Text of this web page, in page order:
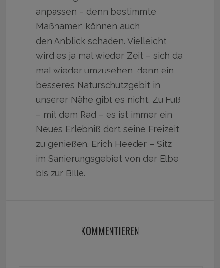
anpassen – denn bestimmte
Maßnamen können auch
den Anblick schaden. Vielleicht
wird es ja mal wieder Zeit – sich da
mal wieder umzusehen, denn ein
besseres Naturschutzgebit in
unserer Nähe gibt es nicht. Zu Fuß
– mit dem Rad – es ist immer ein
Neues Erlebniß dort seine Freizeit
zu genießen. Erich Heeder – Sitz
im Sanierungsgebiet von der Elbe
bis zur Bille.
KOMMENTIEREN